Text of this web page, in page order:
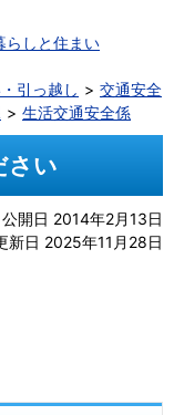
らしと住まい
引っ越し
交通安全
生活交通安全係
さい
公開日 2014年2月13日
新日 2025年11月28日